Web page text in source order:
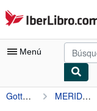
Pasar al contenido
IberLibro.com
Menú
Mi cuenta
Gotteland, Andrée MERIDIENNES DU MONDE: Tome I